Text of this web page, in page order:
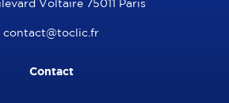
Voltaire 75011 Paris
contact@toclic.fr
Contact